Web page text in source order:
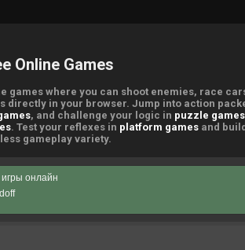
онлайн